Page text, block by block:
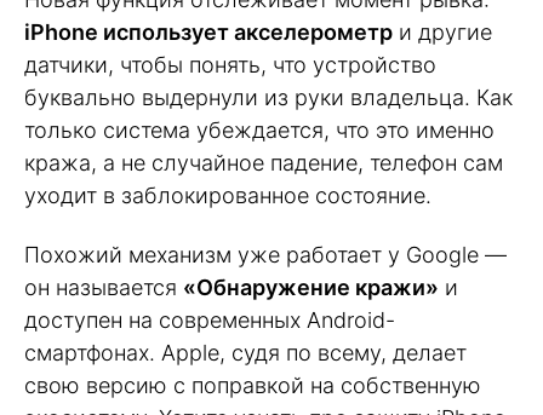
iPhone использует акселерометр и другие
датчики, чтобы понять, что устройство
буквально выдернули из руки владельца. Как
только система убеждается, что это именно
кража, а не случайное падение, телефон сам
уходит в заблокированное состояние.
Похожий механизм уже работает у Google —
он называется «Обнаружение кражи» и
доступен на современных Android-
смартфонах. Apple, судя по всему, делает
свою версию с поправкой на собственную